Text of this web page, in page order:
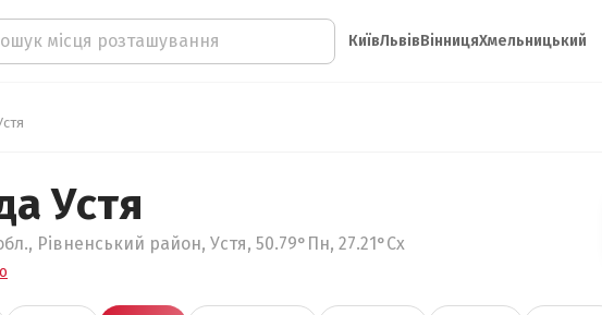
КиївЛьвівВінницяХмельницький
Устя
Рівненський район, Устя, 50.79°Пн, 27.21°Сх